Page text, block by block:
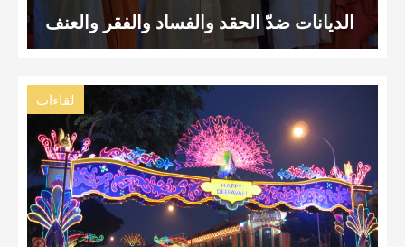
الديانات ضدّ الحقد والفساد والفقر والعنف
لقاءات